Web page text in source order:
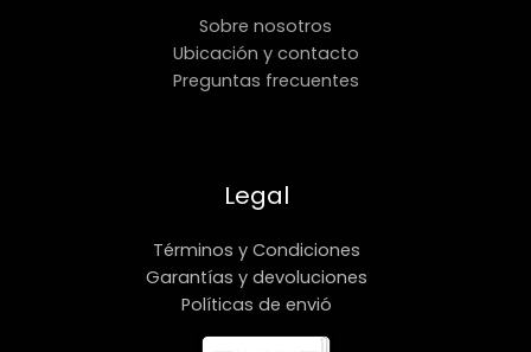
Sobre nosotros
Ubicación y contacto
Preguntas frecuentes
Legal
Términos y Condiciones
Garantías y devoluciones
Políticas de envió